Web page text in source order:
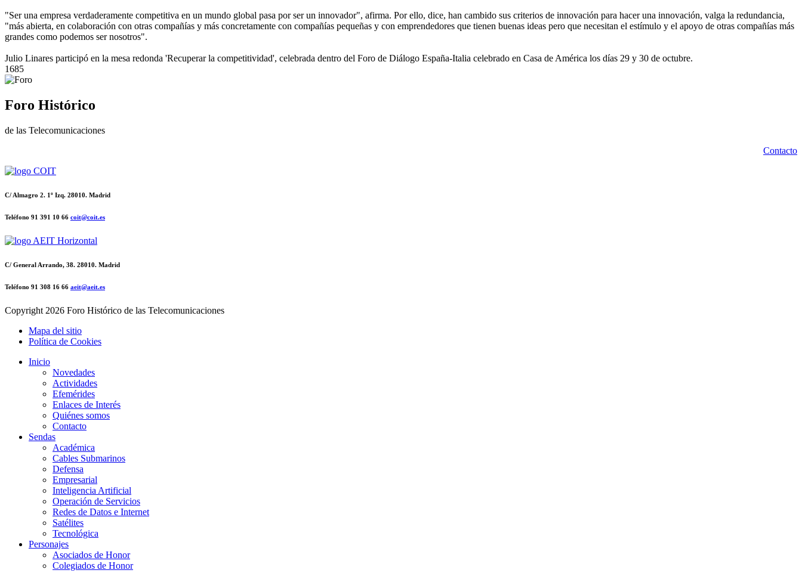
"Ser una empresa verdaderamente competitiva en un mundo global pasa por ser un innovador", afirma. Por ello, dice, han cambido sus criterios de innovación para hacer una innovación, valga la redundancia,
"más abierta, en colaboración con otras compañías y más concretamente con compañías pequeñas y con emprendedores que tienen buenas ideas pero que necesitan el estímulo y el apoyo de otras compañías más
grandes como podemos ser nosotros".
Julio Linares participó en la mesa redonda 'Recuperar la competitividad', celebrada dentro del Foro de Diálogo España-Italia celebrado en Casa de América los días 29 y 30 de octubre.
1685
Foro Histórico
de las Telecomunicaciones
Contacto
C/ Almagro 2. 1º Izq. 28010. Madrid
Teléfono 91 391 10 66 coit@coit.es
C/ General Arrando, 38. 28010. Madrid
Teléfono 91 308 16 66 aeit@aeit.es
Copyright 2026 Foro Histórico de las Telecomunicaciones
Mapa del sitio
Política de Cookies
Inicio
Novedades
Actividades
Efemérides
Enlaces de Interés
Quiénes somos
Contacto
Sendas
Académica
Cables Submarinos
Defensa
Empresarial
Inteligencia Artificial
Operación de Servicios
Redes de Datos e Internet
Satélites
Tecnológica
Personajes
Asociados de Honor
Colegiados de Honor